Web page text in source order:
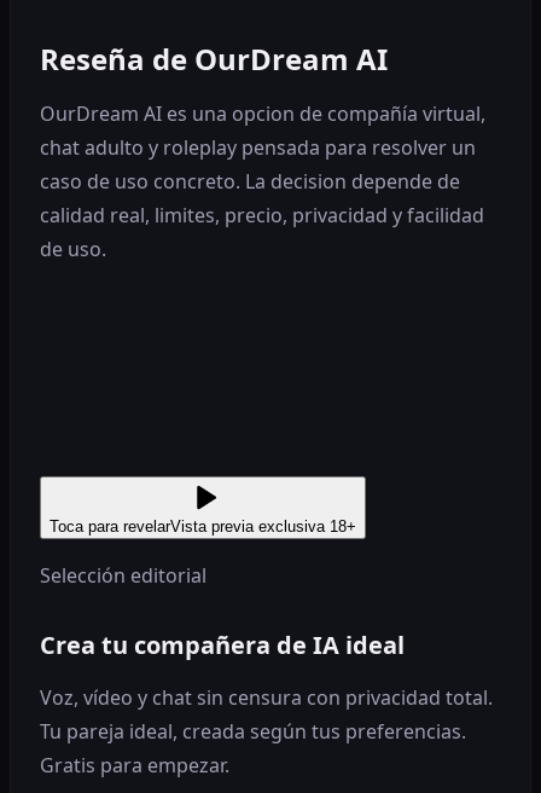
Reseña de OurDream AI
OurDream AI es una opcion de compañía virtual,
chat adulto y roleplay pensada para resolver un
caso de uso concreto. La decision depende de
calidad real, limites, precio, privacidad y facilidad
de uso.
Toca para revelarVista previa exclusiva 18+
Selección editorial
Crea tu compañera de IA ideal
Voz, vídeo y chat sin censura con privacidad total.
Tu pareja ideal, creada según tus preferencias.
Gratis para empezar.